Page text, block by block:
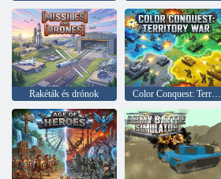
Rakéták és drónok Color Conquest: Territory War